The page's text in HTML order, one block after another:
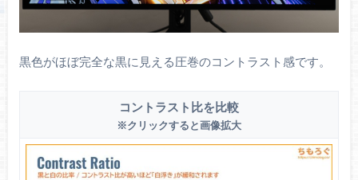
シネマ向けの色域
97.7%
Adobe RGB 89.5% 95.0%
4K HDR向けの色域
71.2%
黒色がほぼ完全な黒に見える圧巻のコントラスト感です。
コントラスト比を比較
※クリックすると画像拡大